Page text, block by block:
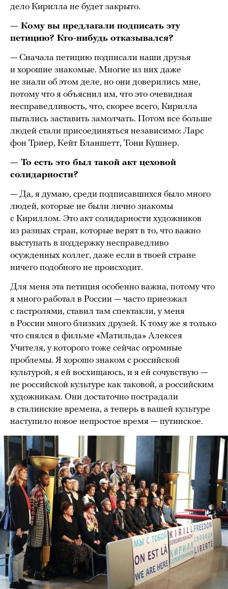
дело Кирилла не будет закрыто.
— Кому вы предлагали подписать эту
петицию? Кто-нибудь отказывался?
— Сначала петицию подписали наши друзья
и хорошие знакомые. Многие из них даже
не знали об этом деле, но они доверились мне,
потому что я объяснил им, что это очевидная
несправедливость, что, скорее всего, Кирилла
пытались заставить замолчать. Потом все больше
людей стали присоединяться независимо: Ларс
фон Триер, Кейт Бланшетт, Тони Кушнер.
— То есть это был такой акт цеховой
солидарности?
— Да, я думаю, среди подписавшихся было много
людей, которые не были лично знакомы
с Кириллом. Это акт солидарности художников
из разных стран, которые верят в то, что важно
выступать в поддержку несправедливо
осужденных коллег, даже если в твоей стране
ничего подобного не происходит.
Для меня эта петиция особенно важна, потому что
я много работал в России — часто приезжал
с гастролями, ставил там спектакли, у меня
в России много близких друзей. К тому же я только
что снялся в фильме «Матильда» Алексея
Учителя, у которого тоже сейчас огромные
проблемы. Я хорошо знаком с российской
культурой, я ей восхищаюсь, и я ей сочувствую —
не российской культуре как таковой, а российским
художникам. Они достаточно пострадали
в сталинские времена, а теперь в вашей культуре
наступило новое непростое время — путинское.